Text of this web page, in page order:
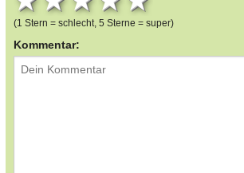
(1 Stern = schlecht, 5 Sterne = super)
Kommentar: